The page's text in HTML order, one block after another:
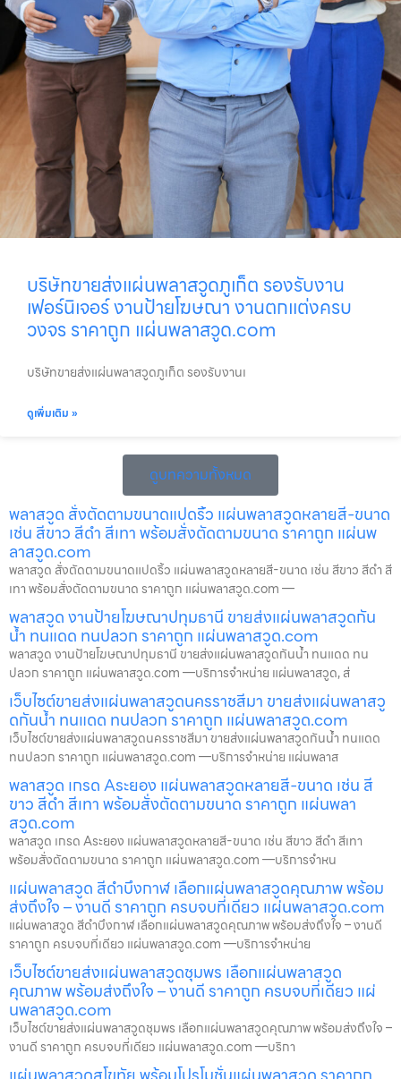
บริษัทขายส่งแผ่นพลาสวูดภูเก็ต รองรับงาน
เฟอร์นิเจอร์ งานป้ายโฆษณา งานตกแต่งครบ
วงจร ราคาถูก แผ่นพลาสวูด.com
บริษัทขายส่งแผ่นพลาสวูดภูเก็ต รองรับงานเ
ดูเพิ่มเติม »
ดูบทความทั้งหมด
พลาสวูด สั่งตัดตามขนาดแปดริ้ว แผ่นพลาสวูดหลายสี-ขนาด
เช่น สีขาว สีดำ สีเทา พร้อมสั่งตัดตามขนาด ราคาถูก แผ่นพ
ลาสวูด.com
พลาสวูด สั่งตัดตามขนาดแปดริ้ว แผ่นพลาสวูดหลายสี-ขนาด เช่น สีขาว สีดำ สี
เทา พร้อมสั่งตัดตามขนาด ราคาถูก แผ่นพลาสวูด.com —
พลาสวูด งานป้ายโฆษณาปทุมธานี ขายส่งแผ่นพลาสวูดกัน
น้ำ ทนแดด ทนปลวก ราคาถูก แผ่นพลาสวูด.com
พลาสวูด งานป้ายโฆษณาปทุมธานี ขายส่งแผ่นพลาสวูดกันน้ำ ทนแดด ทน
ปลวก ราคาถูก แผ่นพลาสวูด.com —บริการจำหน่าย แผ่นพลาสวูด, ส่
เว็บไซต์ขายส่งแผ่นพลาสวูดนครราชสีมา ขายส่งแผ่นพลาสวู
ดกันน้ำ ทนแดด ทนปลวก ราคาถูก แผ่นพลาสวูด.com
เว็บไซต์ขายส่งแผ่นพลาสวูดนครราชสีมา ขายส่งแผ่นพลาสวูดกันน้ำ ทนแดด
ทนปลวก ราคาถูก แผ่นพลาสวูด.com —บริการจำหน่าย แผ่นพลาส
พลาสวูด เกรด Aระยอง แผ่นพลาสวูดหลายสี-ขนาด เช่น สี
ขาว สีดำ สีเทา พร้อมสั่งตัดตามขนาด ราคาถูก แผ่นพลา
สวูด.com
พลาสวูด เกรด Aระยอง แผ่นพลาสวูดหลายสี-ขนาด เช่น สีขาว สีดำ สีเทา
พร้อมสั่งตัดตามขนาด ราคาถูก แผ่นพลาสวูด.com —บริการจำหน
แผ่นพลาสวูด สีดำบึงกาฬ เลือกแผ่นพลาสวูดคุณภาพ พร้อม
ส่งถึงใจ – งานดี ราคาถูก ครบจบที่เดียว แผ่นพลาสวูด.com
แผ่นพลาสวูด สีดำบึงกาฬ เลือกแผ่นพลาสวูดคุณภาพ พร้อมส่งถึงใจ – งานดี
ราคาถูก ครบจบที่เดียว แผ่นพลาสวูด.com —บริการจำหน่าย
เว็บไซต์ขายส่งแผ่นพลาสวูดชุมพร เลือกแผ่นพลาสวูด
คุณภาพ พร้อมส่งถึงใจ – งานดี ราคาถูก ครบจบที่เดียว แผ่
นพลาสวูด.com
เว็บไซต์ขายส่งแผ่นพลาสวูดชุมพร เลือกแผ่นพลาสวูดคุณภาพ พร้อมส่งถึงใจ –
งานดี ราคาถูก ครบจบที่เดียว แผ่นพลาสวูด.com —บริกา